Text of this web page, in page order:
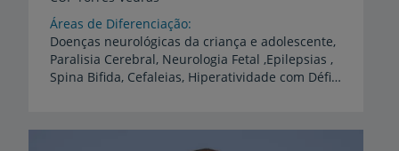
Áreas de Diferenciação
Doenças neurológicas da criança e adolescente,
Paralisia Cerebral, Neurologia Fetal ,Epilepsias ,
Spina Bifida, Cefaleias, Hiperatividade com Défice de Atenção